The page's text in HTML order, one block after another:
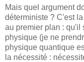
Mais quel argument
déterministe ? C'est
au premier plan : qu'il
physique (je ne
physique quantique
la nécessité :